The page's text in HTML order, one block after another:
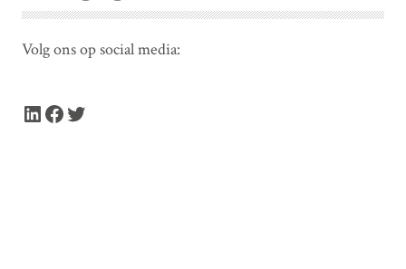
Volg ons op social media:
LinkedIn Facebook